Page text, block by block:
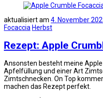
aktualisiert am 4. November
Focaccia Herbst
Rezept: Apple
Ansonsten besteht meine
Apfelfüllung und einer Art
Zimtschnecken. On Top
machen das Rezept perfekt.